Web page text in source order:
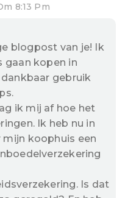
8:13 Pm
blogpost van je! Ik
gaan kopen in
dankbaar gebruik
ik mij af hoe het
Ik heb nu in
mijn koophuis een
Is dat